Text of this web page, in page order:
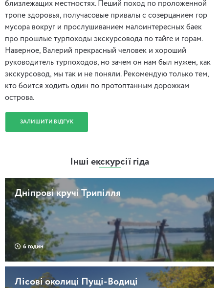
близлежащих местностях. Пеший поход по проложенной
тропе здоровья, получасовые привалы с созерцанием гор
мусора вокруг и прослушиванием малоинтересных баек
про прошлые турпоходы экскурсовода по тайге и горам.
Наверное, Валерий прекрасный человек и хороший
руководитель турпоходов, но зачем он нам был нужен, как
экскурсовод, мы так и не поняли. Рекомендую только тем,
кто боится ходить один по протоптанным дорожкам
острова.
ЗАЛИШИТИ ВІДГУК
Інші екскурсії гіда
Дніпрові кручі Трипілля
6 годин
Лісові околиці Пущі-Водиці